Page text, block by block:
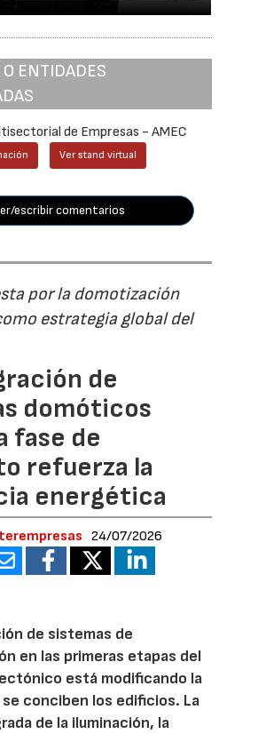
ENTIDADES
de Empresas - AMEC
Ver stand virtual
escribir comentarios
por la domotización
estrategia global del
de
domóticos
fase de
refuerza la
energética
24/07/2026
de sistemas de
en las primeras etapas del
está modificando la
conciben los edificios. La
de la iluminación, la